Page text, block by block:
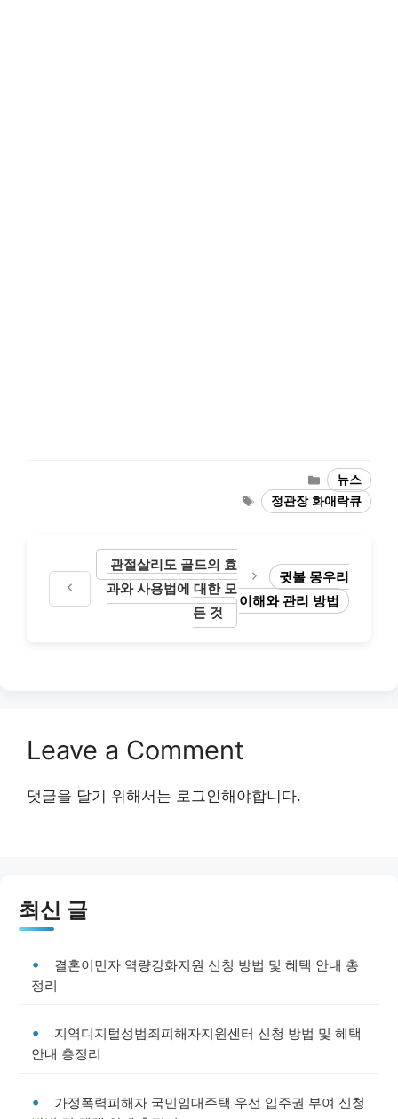
Categories
뉴스
Tags정관장 화애락큐
관절살리도 골드의 효
과와 사용법에 대한 모
든 것
귓볼 몽우리
이해와 관리 방법
Leave a Comment
댓글을 달기 위해서는 로그인해야합니다.
최신 글
결혼이민자 역량강화지원 신청 방법 및 혜택 안내 총
정리
지역디지털성범죄피해자지원센터 신청 방법 및 혜택
안내 총정리
가정폭력피해자 국민임대주택 우선 입주권 부여 신청